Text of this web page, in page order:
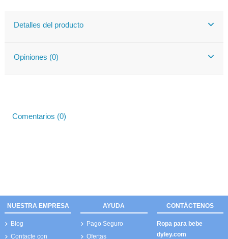
Detalles del producto
Opiniones (0)
Comentarios (0)
NUESTRA EMPRESA
Blog
Contacte con
AYUDA
Pago Seguro
Ofertas
CONTÁCTENOS
Ropa para bebe
dyley.com